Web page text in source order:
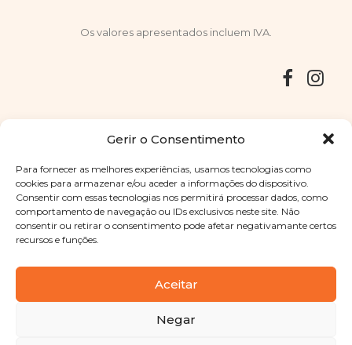
Gerir o Consentimento
Para fornecer as melhores experiências, usamos tecnologias como
cookies para armazenar e/ou aceder a informações do dispositivo.
Consentir com essas tecnologias nos permitirá processar dados, como
comportamento de navegação ou IDs exclusivos neste site. Não
consentir ou retirar o consentimento pode afetar negativamante certos
recursos e funções.
Aceitar
Negar
Os valores apresentados incluem IVA.
Copyright © 2025 Sabores Santa Clara
. Todos os direitos
reservadosPolítica de Privacidade |Termos e condições
Designed byShift Your Branding Agency